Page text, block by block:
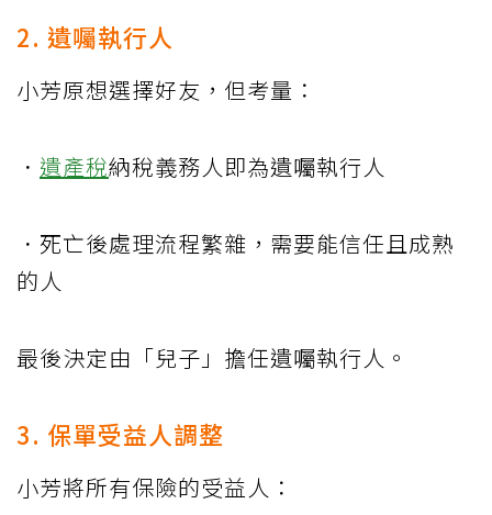
2. 遺囑執行人
小芳原想選擇好友，但考量：
． 遺產稅納稅義務人即為遺囑執行人
．死亡後處理流程繁雜，需要能信任且成熟
的人
最後決定由「兒子」擔任遺囑執行人。
3. 保單受益人調整
小芳將所有保險的受益人：